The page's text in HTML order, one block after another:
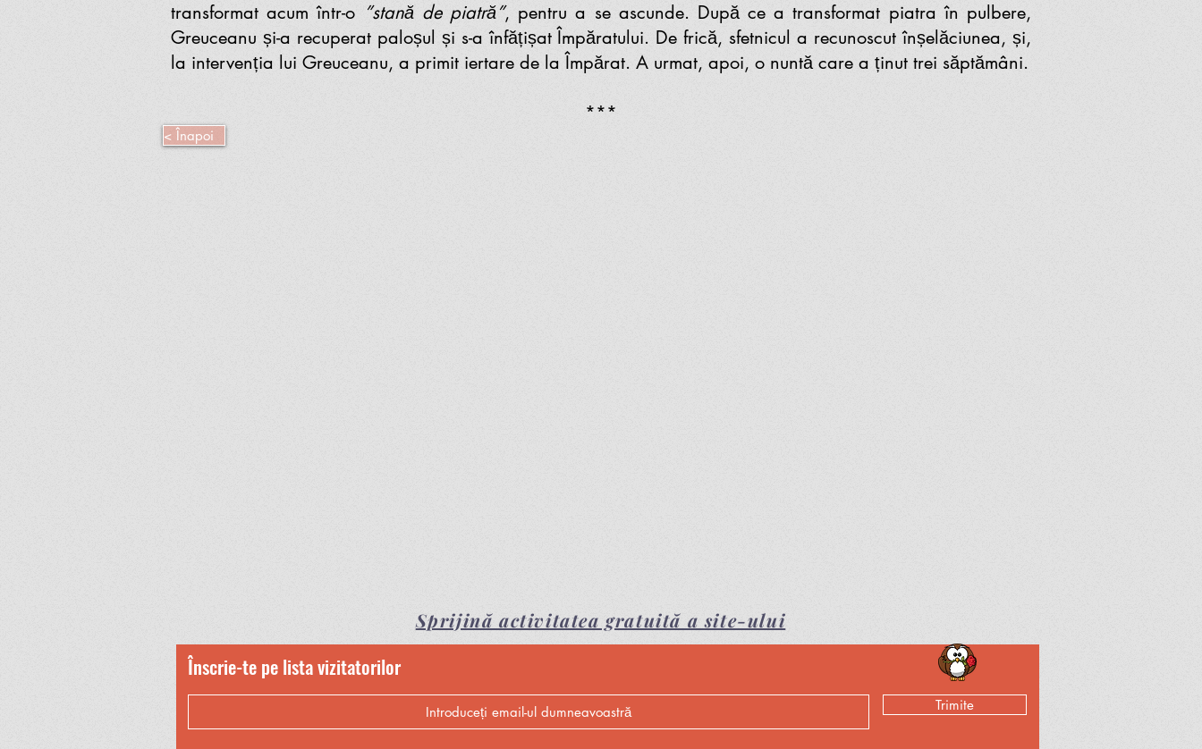
transformat acum într-o ”stană de piatră”, pentru a se ascunde. După ce a transformat piatra în pulbere,
Greuceanu și-a recuperat paloșul și s-a înfățișat Împăratului. De frică, sfetnicul a recunoscut înșelăciunea, și,
la intervenția lui Greuceanu, a primit iertare de la Împărat. A urmat, apoi, o nuntă care a ținut trei săptămâni.
***
< Înapoi
Sprijină activitatea gratuită a site-ului
Înscrie-te pe lista vizitatorilor
Trimite